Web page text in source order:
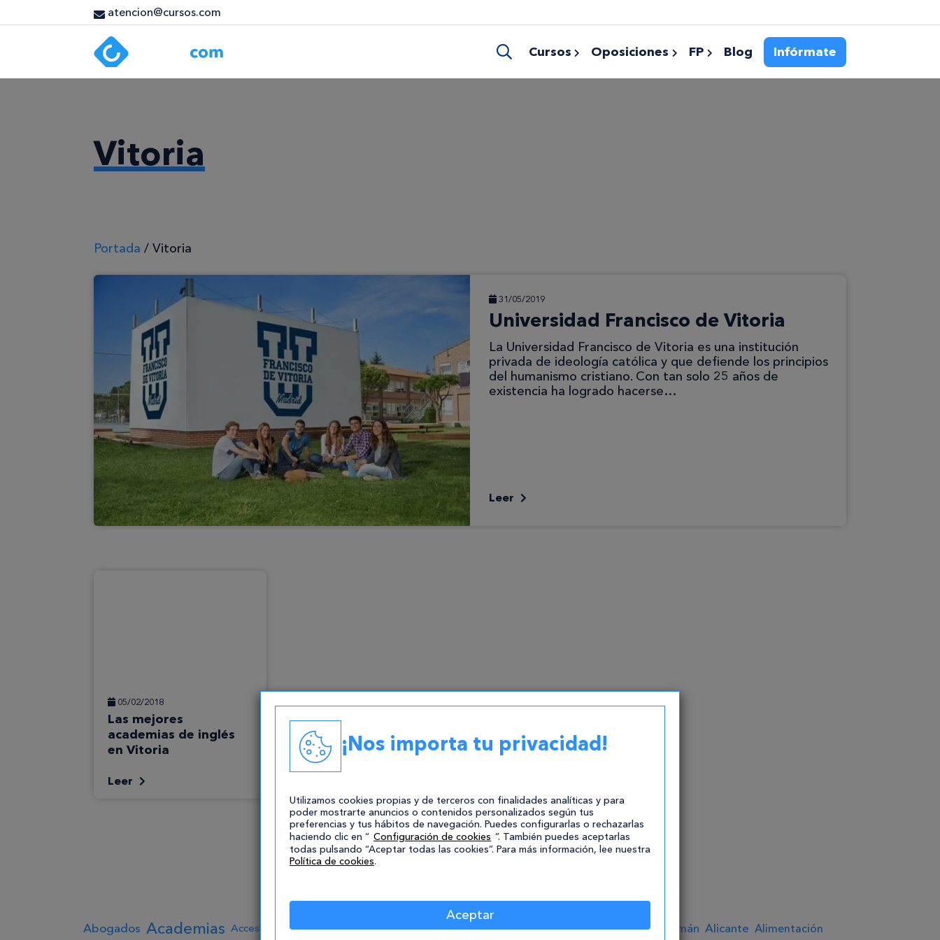
atencion@cursos.com
Cursos Oposiciones FP Blog Infórmate
Vitoria
Portada / Vitoria
31/05/2019
Universidad Francisco de Vitoria
La Universidad Francisco de Vitoria es una institución
privada de ideología católica y que defiende los principios
del humanismo cristiano. Con tan solo 25 años de
existencia ha logrado hacerse…
Leer
05/02/2018
Las mejores
academias de inglés
en Vitoria
Leer
Abogados Academias Acceso a Grado Superior A Coruña Administración Pública AEAT Alava Alemán Alicante Alimentación
¡Nos importa tu privacidad!
Utilizamos cookies propias y de terceros con finalidades analíticas y para
poder mostrarte anuncios o contenidos personalizados según tus
preferencias y tus hábitos de navegación. Puedes configurarlas o rechazarlas
haciendo clic en “ Configuración de cookies ”. También puedes aceptarlas
todas pulsando “Aceptar todas las cookies”. Para más información, lee nuestra
Política de cookies.
Aceptar